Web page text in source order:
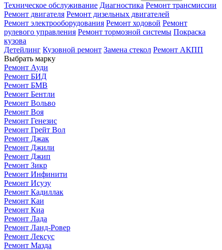
Техническое обслуживание Диагностика Ремонт трансмиссии
Ремонт двигателя Ремонт дизельных двигателей
Ремонт электрооборудования Ремонт ходовой Ремонт
рулевого управления Ремонт тормозной системы Покраска
кузова
Детейлинг Кузовной ремонт Замена стекол Ремонт АКПП
Выбрать марку
Ремонт Ауди
Ремонт БИД
Ремонт БМВ
Ремонт Бентли
Ремонт Вольво
Ремонт Воя
Ремонт Генезис
Ремонт Грейт Вол
Ремонт Джак
Ремонт Джили
Ремонт Джип
Ремонт Зикр
Ремонт Инфинити
Ремонт Исузу
Ремонт Кадиллак
Ремонт Каи
Ремонт Киа
Ремонт Лада
Ремонт Ланд-Ровер
Ремонт Лексус
Ремонт Мазда